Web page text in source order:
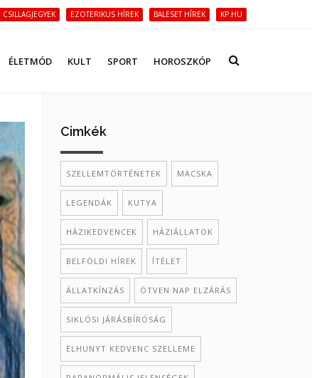
CSILLAGJEGYEK EZOTERIKUS HÍREK BALESET HÍREK KP.HU
ÉLETMÓD KULT SPORT HOROSZKÓP
Cimkék
SZELLEMTÖRTÉNETEK MACSKA
LEGENDÁK KUTYA
HÁZIKEDVENCEK HÁZIÁLLATOK
BELFÖLDI HÍREK ÍTÉLET
ÁLLATKÍNZÁS ÖTVEN NAP ELZÁRÁS
SIKLÓSI JÁRÁSBÍRÓSÁG
ELHUNYT KEDVENC SZELLEME